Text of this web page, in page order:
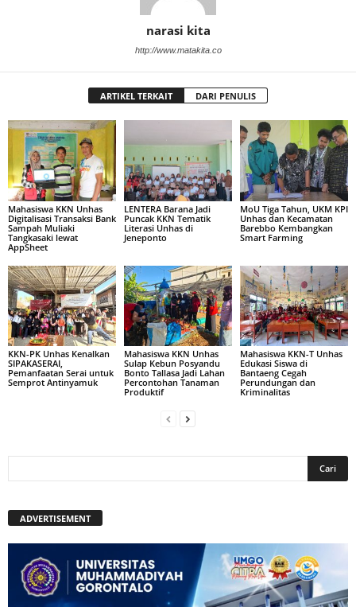
narasi kita
http://www.matakita.co
ARTIKEL TERKAIT DARI PENULIS
Mahasiswa KKN Unhas
Digitalisasi Transaksi Bank
Sampah Muliaki
Tangkasaki lewat
AppSheet
LENTERA Barana Jadi
Puncak KKN Tematik
Literasi Unhas di
Jeneponto
MoU Tiga Tahun, UKM KPI
Unhas dan Kecamatan
Barebbo Kembangkan
Smart Farming
KKN-PK Unhas Kenalkan
SIPAKASERAI,
Pemanfaatan Serai untuk
Semprot Antinyamuk
Mahasiswa KKN Unhas
Sulap Kebun Posyandu
Bonto Tallasa Jadi Lahan
Percontohan Tanaman
Produktif
Mahasiswa KKN-T Unhas
Edukasi Siswa di
Bantaeng Cegah
Perundungan dan
Kriminalitas
ADVERTISEMENT